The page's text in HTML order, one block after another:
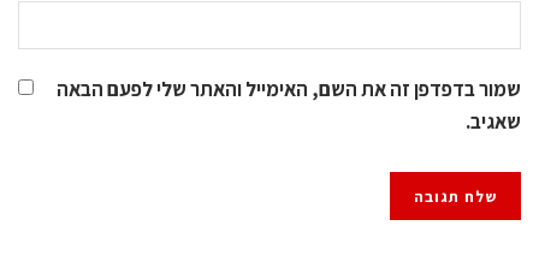
שמור בדפדפן זה את השם, האימייל והאתר שלי לפעם הבאה
שאגיב.